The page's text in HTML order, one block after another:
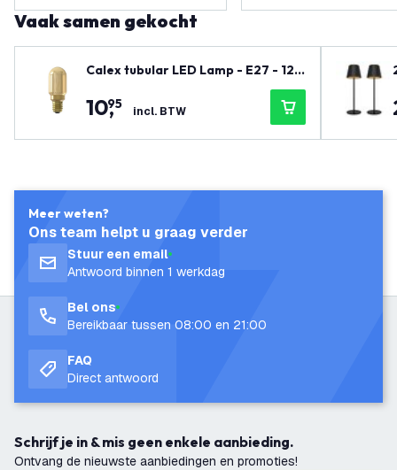
Vaak samen gekocht
Calex tubular LED Lamp - E27 - 120
10,
95 incl. BTW
Meer weten?
Ons team helpt u graag verder
Stuur een email
Antwoord binnen 1 werkdag
Bel ons
Bereikbaar tussen 08:00 en 21:00
FAQ
Direct antwoord
Schrijf je in & mis geen enkele aanbieding.
Ontvang de nieuwste aanbiedingen en promoties!